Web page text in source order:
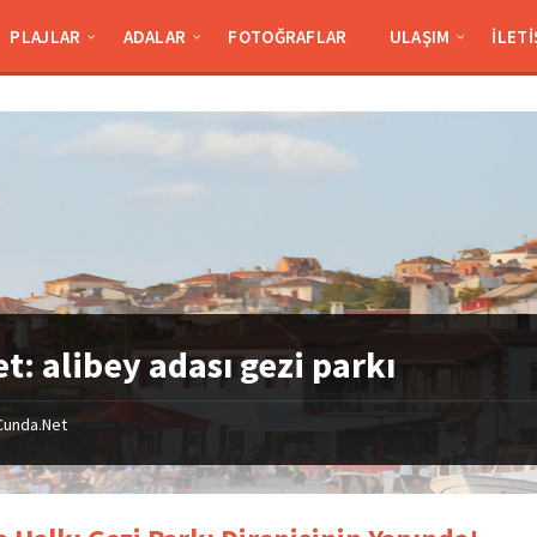
PLAJLAR ADALAR FOTOĞRAFLAR ULAŞIM
alibey adası gezi parkı